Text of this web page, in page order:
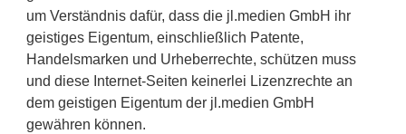
um Verständnis dafür, dass die jl.medien GmbH ihr
geistiges Eigentum, einschließlich Patente,
Handelsmarken und Urheberrechte, schützen muss
und diese Internet-Seiten keinerlei Lizenzrechte an
dem geistigen Eigentum der jl.medien GmbH
gewähren können.